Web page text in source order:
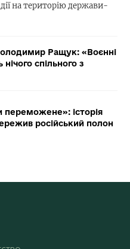
на територію держави-
Ращук: «Воєнні
спільного з
переможене»: історія
російський полон